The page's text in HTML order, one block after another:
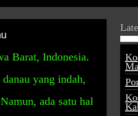
Barat, Indonesia.
yang indah,
ada satu hal